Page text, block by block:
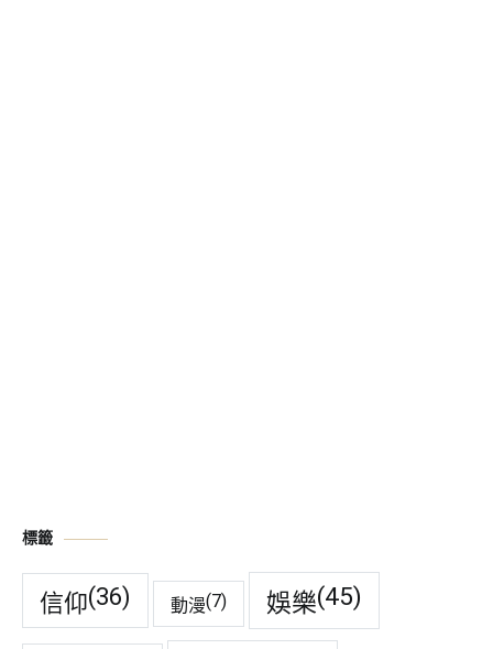
標籤
信仰(36) 動漫(7) 娛樂(45)